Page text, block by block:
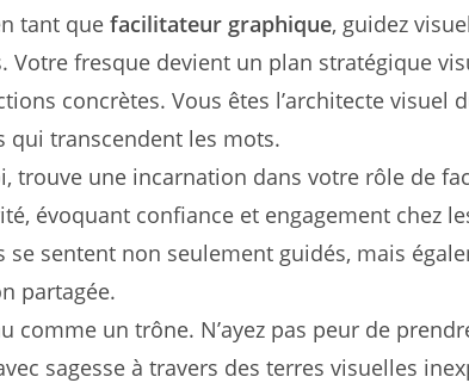
tant que facilitateur graphique, guidez
fresque devient un plan stratégique
concrètes. Vous êtes l’architecte visuel
qui transcendent les mots.
trouve une incarnation dans votre rôle de
évoquant confiance et engagement chez
sentent non seulement guidés, mais
partagée.
un trône. N’ayez pas peur de
sagesse à travers des terres visuelles